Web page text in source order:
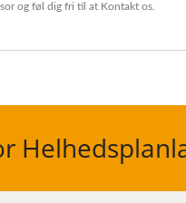
og føl dig fri til at Kontakt os